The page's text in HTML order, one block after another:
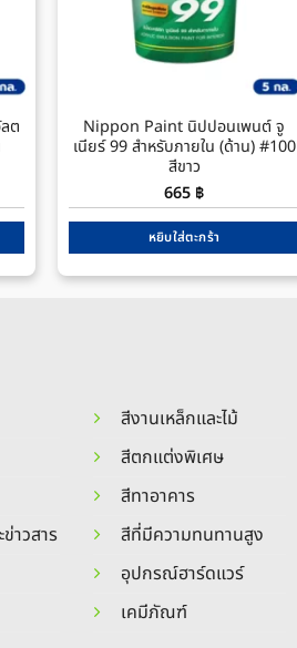
ต
฿
Nippon Paint นิปปอนเพนต์ จู
เนียร์ 99 สำหรับภายใน (ด้าน) #100
สีขาว
665 ฿
หยิบใส่ตะกร้า
าวสาร
สีงานเหล็กและไม้
สีตกแต่งพิเศษ
สีทาอาคาร
สีที่มีความทนทานสูง
อุปกรณ์ฮาร์ดแวร์
เคมีภัณฑ์